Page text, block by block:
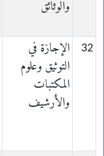
والوثائق
32
الإجازة في
التوثيق وعلوم
المكتبات
والأرشيف